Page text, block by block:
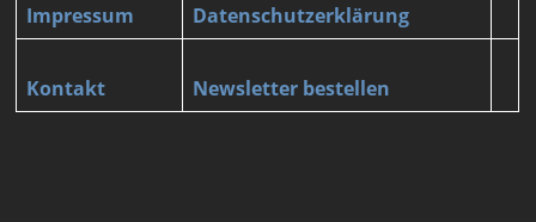
Impressum Datenschutzerklärung
Kontakt Newsletter bestellen